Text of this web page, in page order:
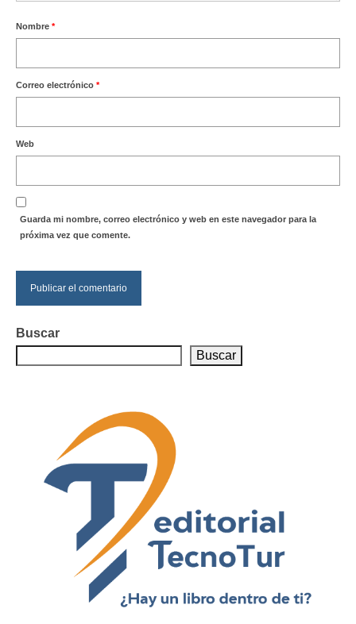
Nombre *
Correo electrónico *
Web
Guarda mi nombre, correo electrónico y web en este navegador para la
próxima vez que comente.
Buscar
Buscar